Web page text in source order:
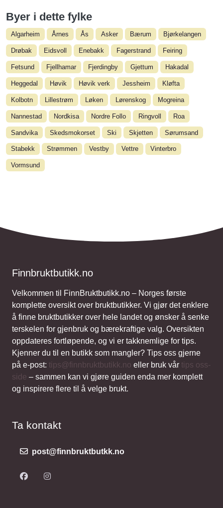
Byer i dette fylke
Algarheim Årnes Ås Asker Bærum Bjørkelangen
Drøbak Eidsvoll Enebakk Fagerstrand Feiring
Fetsund Fjellhamar Fjerdingby Gjettum Hakadal
Heggedal Høvik Høvik verk Jessheim Kløfta
Kolbotn Lillestrøm Løken Lørenskog Mogreina
Nannestad Nordkisa Nordre Follo Ringvoll Roa
Sandvika Skedsmokorset Ski Skjetten Sørumsand
Stabekk Strømmen Vestby Vettre Vinterbro
Vormsund
Finnbruktbutikk.no
Velkommen til FinnBruktbutikk.no – Norges første
komplette oversikt over bruktbutikker. Vi gjør det enklere
å finne bruktbutikker over hele landet og ønsker å senke
terskelen for gjenbruk og bærekraftige valg. Oversikten
oppdateres fortløpende, og vi er takknemlige for tips.
Kjenner du til en butikk som mangler? Tips oss gjerne
på e-post: tips@finnbruktbutikk.no eller bruk vår tips oss-
side – sammen kan vi gjøre guiden enda mer komplett
og inspirere flere til å velge brukt.
Ta kontakt
post@finnbruktbutkk.no